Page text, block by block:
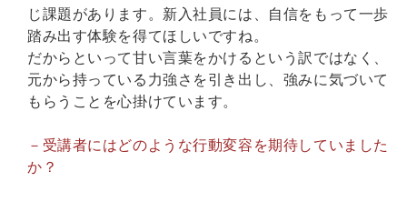
じ課題があります。新入社員には、自信をもって一歩
踏み出す体験を得てほしいですね。
だからといって甘い言葉をかけるという訳ではなく、
元から持っている力強さを引き出し、強みに気づいて
もらうことを心掛けています。
－受講者にはどのような行動変容を期待していました
か？